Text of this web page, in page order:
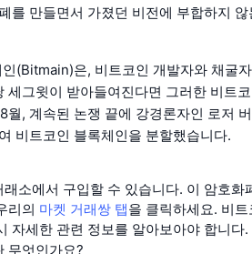
를 만들면서 가졌던 비전에 부합하지 않
(Bitmain)은, 비트코인 개발자와 채굴
그윗이 받아들여진다면 그러한 비트
, 계속된 논쟁 끝에 강경론자인 로저
비트코인 블록체인을 분할했습니다.
소에서 구입할 수 있습니다. 이 암호화
리의 마켓 거래쌍 탭을 클릭하세요. 비트
자세한 관련 정보를 알아보아야 합니다.
무엇인가요?